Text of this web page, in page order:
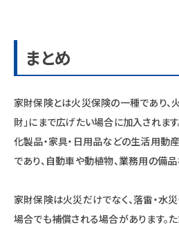
まとめ
家財保険とは火災保険の一種であり、
財」にまで広げたい場合に加入されま
化製品・家具・日用品などの生活用動
であり、自動車や動植物、業務用の備
家財保険は火災だけでなく、落雷・水
場合でも補償される場合があります。